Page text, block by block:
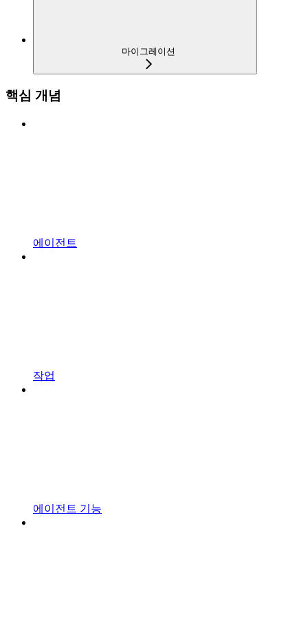
마이그레이션
핵심 개념
에이전트
작업
에이전트 기능